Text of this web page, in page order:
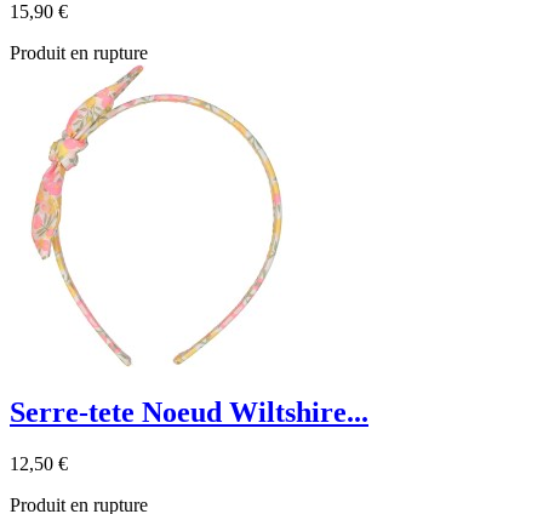
15,90 €
Produit en rupture
Serre-tete Noeud Wiltshire...
12,50 €
Produit en rupture